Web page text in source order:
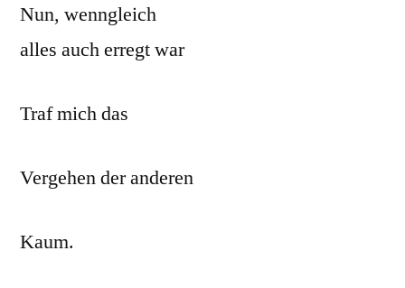
Nun, wenngleich
alles auch erregt war
Traf mich das
Vergehen der anderen
Kaum.